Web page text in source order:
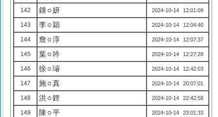
142 鍾○妍 2024-10-14 12:01:09
143 李○ 穎 2024-10-14 12:04:40
144 詹○淳 2024-10-14 12:07:37
145 葉○ 吟 2024-10-14 12:27:28
146 徐 ○璿 2024-10-14 12:42:03
147 施○真 2024-10-14 20:07:01
148 洪○鋰 2024-10-14 22:42:58
149 陳 ○平 2024-10-14 23:01:33